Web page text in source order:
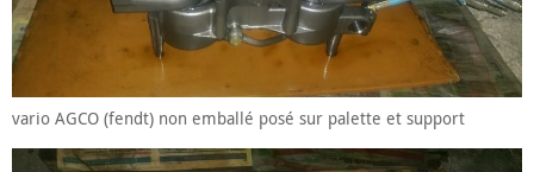
vario AGCO (fendt) non emballé posé sur palette et support